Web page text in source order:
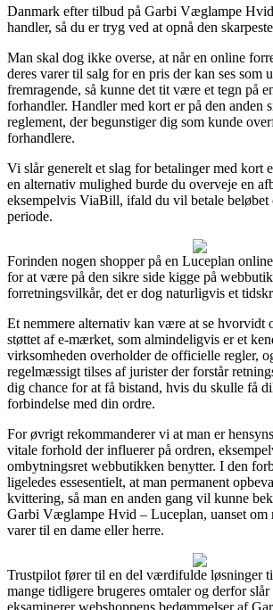
Danmark efter tilbud på Garbi Væglampe
handler, så du er tryg ved at opnå den
Man skal dog ikke overse, at når en online
deres varer til salg for en pris der kan ses som
fremragende, så kunne det tit være et tegn på
forhandler. Handler med kort er på den anden
reglement, der begunstiger dig som kunde
forhandlere.
Vi slår generelt et slag for betalinger med kort
en alternativ mulighed burde du overveje en
eksempelvis ViaBill, ifald du vil betale beløbet
periode.
Forinden nogen shopper på en Luceplan
for at være på den sikre side kigge på
forretningsvilkår, det er dog naturligvis et
Et nemmere alternativ kan være at se hvorvidt
støttet af e-mærket, som almindeligvis er et
virksomheden overholder de officielle regler,
regelmæssigt tilses af jurister der forstår
dig chance for at få bistand, hvis du skulle få
forbindelse med din ordre.
For øvrigt rekommanderer vi at man er
vitale forhold der influerer på ordren,
ombytningsret webbutikken benytter. I den
ligeledes essesentielt, at man permanent
kvittering, så man en anden gang vil kunne
Garbi Væglampe Hvid – Luceplan, uanset om
varer til en dame eller herre.
Trustpilot fører til en del værdifulde løsninger
mange tidligere brugeres omtaler og derfor
eksaminerer webshoppens bedømmelser af